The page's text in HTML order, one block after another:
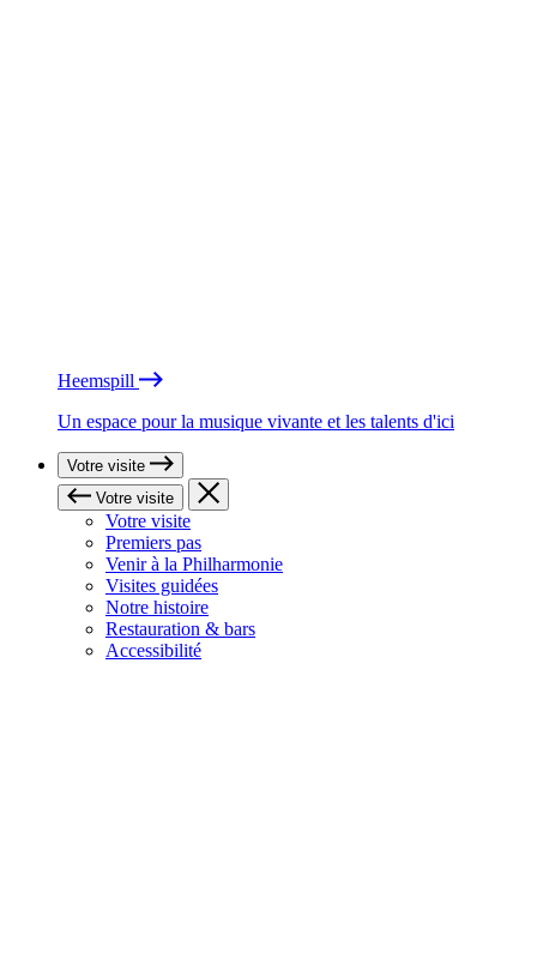
Heemspill
Un espace pour la musique vivante et les talents d'ici
Votre visite
Votre visite
Votre visite
Premiers pas
Venir à la Philharmonie
Visites guidées
Notre histoire
Restauration & bars
Accessibilité